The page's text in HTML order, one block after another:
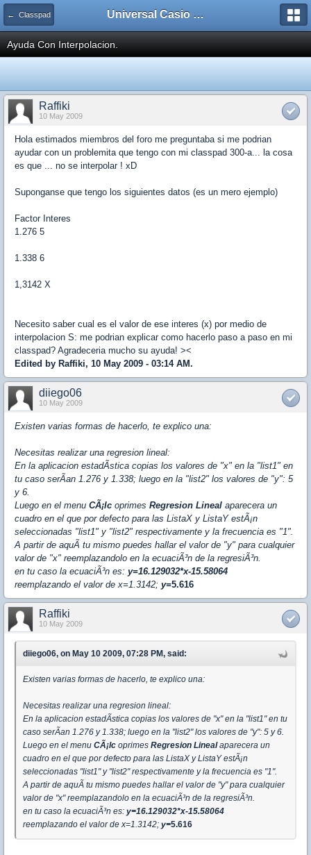
← Classpad Universal Casio Forum
Ayuda Con Interpolacion.
Raffiki
10 May 2009
Hola estimados miembros del foro me preguntaba si me podrian
ayudar con un problemita que tengo con mi classpad 300-a... la cosa
es que ... no se interpolar ! xD
Suponganse que tengo los siguientes datos (es un mero ejemplo)
Factor Interes
1.276 5
1.338 6
1,3142 X
Necesito saber cual es el valor de ese interes (x) por medio de
interpolacion S: me podrian explicar como hacerlo paso a paso en mi
classpad? Agradeceria mucho su ayuda! ><
Edited by Raffiki, 10 May 2009 - 03:14 AM.
diiego06
10 May 2009
Existen varias formas de hacerlo, te explico una:
Necesitas realizar una regresion lineal:
En la aplicacion estadÃ­stica copias los valores de "x" en la "list1" en
tu caso serÃ­an 1.276 y 1.338; luego en la "list2" los valores de "y": 5
y 6.
Luego en el menu CÃ¡lc oprimes Regresion Lineal aparecera un
cuadro en el que por defecto para las ListaX y ListaY estÃ¡n
seleccionadas "list1" y "list2" respectivamente y la frecuencia es "1".
A partir de aquÃ­ tu mismo puedes hallar el valor de "y" para cualquier
valor de "x" reemplazandolo en la ecuaciÃ³n de la regresiÃ³n.
en tu caso la ecuaciÃ³n es: y=16.129032*x-15.58064
reemplazando el valor de x=1.3142; y=5.616
Raffiki
10 May 2009
diiego06, on May 10 2009, 07:28 PM, said:
Existen varias formas de hacerlo, te explico una:
Necesitas realizar una regresion lineal:
En la aplicacion estadÃ­stica copias los valores de "x" en la "list1" en tu
caso serÃ­an 1.276 y 1.338; luego en la "list2" los valores de "y": 5 y 6.
Luego en el menu CÃ¡lc oprimes Regresion Linealaparecera un
cuadro en el que por defecto para las ListaX y ListaY estÃ¡n
seleccionadas "list1" y "list2" respectivamente y la frecuencia es "1".
A partir de aquÃ­ tu mismo puedes hallar el valor de "y" para cualquier
valor de "x" reemplazandolo en la ecuaciÃ³n de la regresiÃ³n.
en tu caso la ecuaciÃ³n es: y=16.129032*x-15.58064
reemplazando el valor de x=1.3142; y=5.616